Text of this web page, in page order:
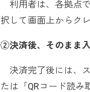
利用者は、各拠点
択して画面上からク
②決済後、そのまま
決済完了後には、
たは「QRコード読み